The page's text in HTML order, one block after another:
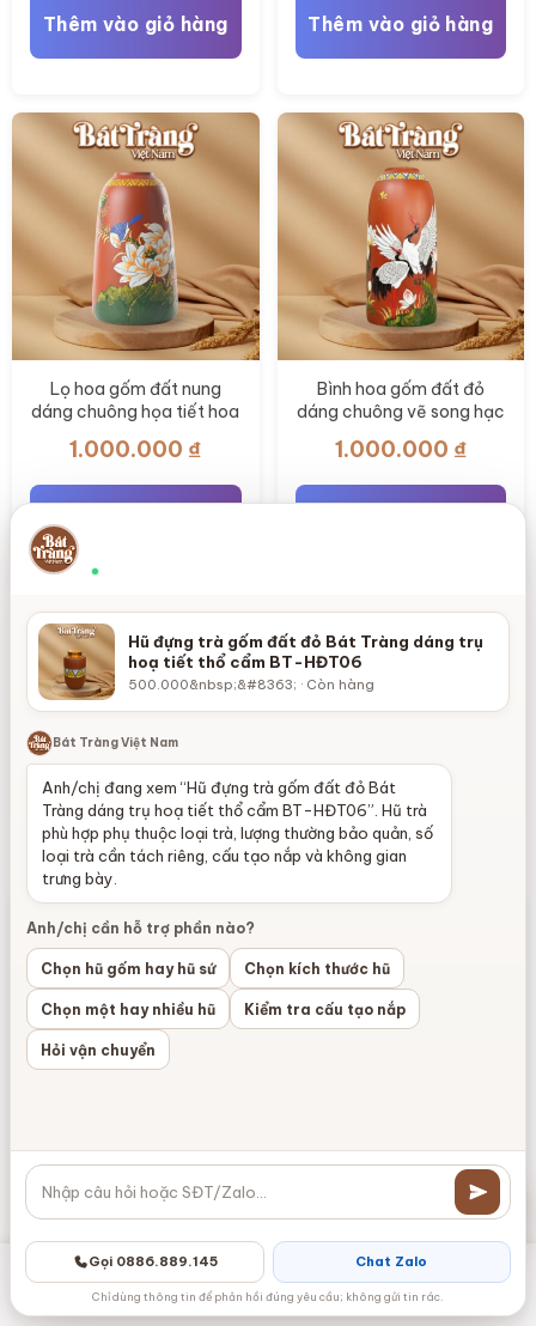
Hũ đựng trà gốm đất đỏ Bát Tràng dáng trụ
hoạ tiết thổ cẩm BT-HĐT06
500.000&nbsp;&#8363; · Còn hàng
Bát Tràng Việt Nam
Anh/chị đang xem “Hũ đựng trà gốm đất đỏ Bát
Tràng dáng trụ hoạ tiết thổ cẩm BT-HĐT06”. Hũ trà
phù hợp phụ thuộc loại trà, lượng thường bảo quản, số
loại trà cần tách riêng, cấu tạo nắp và không gian
trưng bày.
Anh/chị cần hỗ trợ phần nào?
Chọn hũ gốm hay hũ sứ Chọn kích thước hũ
Chọn một hay nhiều hũ Kiểm tra cấu tạo nắp
Hỏi vận chuyển
Gọi 0886.889.145 Chat Zalo
Chỉ dùng thông tin để phản hồi đúng yêu cầu; không gửi tin rác.
Thêm vào giỏ hàng Thêm vào giỏ hàng
Lọ hoa gốm đất nung
dáng chuông họa tiết hoa
LH83
1.000.000 ₫
Thêm vào giỏ hàng
Bình hoa gốm đất đỏ
dáng chuông vẽ song hạc
1.000.000 ₫
Xem thêm
Sản phẩm cùng Màu sắc
Giảm giá!
Lọ hoa giọt nước thư pháp
chữ Mẹ BT-LGS27
200.000₫
Giá
gốc
là:
160.000₫Giá
hiện
tại
Lọ hoa búp sen men nâu
hoả biến Bát Tràng BT-
750.000₫
Giá
gốc
là:
375.000
hiện
tại
Zalo Gọi điện Messenger